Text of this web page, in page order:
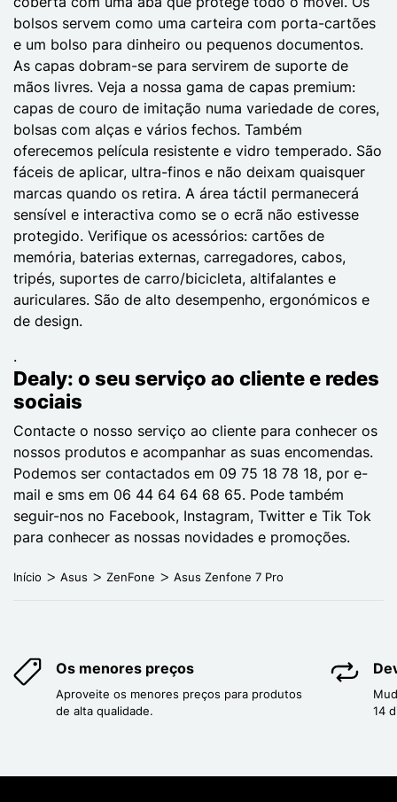
bolsos servem como uma carteira com porta-cartões
e um bolso para dinheiro ou pequenos documentos.
As capas dobram-se para servirem de suporte de
mãos livres. Veja a nossa gama de capas premium:
capas de couro de imitação numa variedade de cores,
bolsas com alças e vários fechos. Também
oferecemos película resistente e vidro temperado. São
fáceis de aplicar, ultra-finos e não deixam quaisquer
marcas quando os retira. A área táctil permanecerá
sensível e interactiva como se o ecrã não estivesse
protegido. Verifique os acessórios: cartões de
memória, baterias externas, carregadores, cabos,
tripés, suportes de carro/bicicleta, altifalantes e
auriculares. São de alto desempenho, ergonómicos e
de design.
.
Dealy: o seu serviço ao cliente e redes
sociais
Contacte o nosso serviço ao cliente para conhecer os
nossos produtos e acompanhar as suas encomendas.
Podemos ser contactados em 09 75 18 78 18, por e-
mail e sms em 06 44 64 64 68 65. Pode também
seguir-nos no Facebook, Instagram, Twitter e Tik Tok
para conhecer as nossas novidades e promoções.
Início Asus ZenFone Asus Zenfone 7 Pro
Os menores preços
Aproveite os menores preços para produtos
de alta qualidade.
14